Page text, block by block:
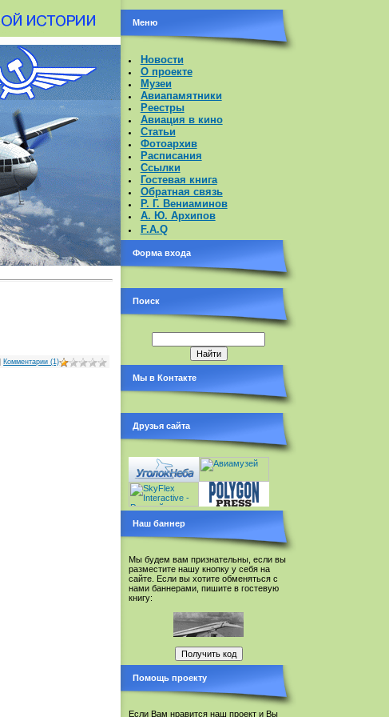
Комментарии (1)
Меню
Новости
О проекте
Музеи
Авиапамятники
Реестры
Авиация в кино
Статьи
Фотоархив
Расписания
Ссылки
Гостевая книга
Обратная связь
Р. Г. Вениаминов
А. Ю. Архипов
F.A.Q
Форма входа
Поиск
Мы в Контакте
Друзья сайта
Наш баннер
Мы будем вам признательны, если вы
разместите нашу кнопку у себя на
сайте. Если вы хотите обменяться с
нами баннерами, пишите в гостевую
книгу:
Помощь проекту
Если Вам нравится наш проект и Вы